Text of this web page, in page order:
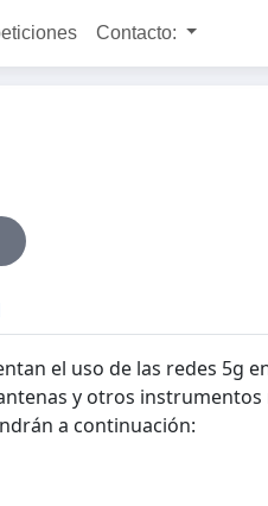
Contacto:
el uso de las redes 5g
y otros instrumentos
a continuación: